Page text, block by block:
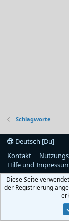
Schlagworte
Deutsch [Du]
Kontakt
Hilfe und
Diese Seite
der Registrierung